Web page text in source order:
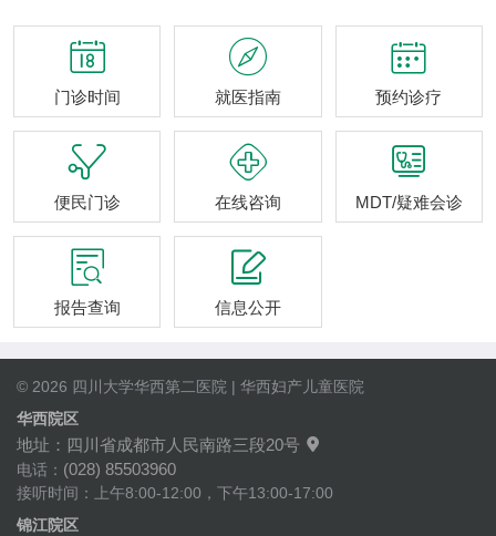

门诊时间

就医指南

预约诊疗

便民门诊

在线咨询

MDT/疑难会诊

报告查询

信息公开
© 2026 四川大学华西第二医院 | 华西妇产儿童医院
华西院区
地址：四川省成都市人民南路三段20号 
电话： (028) 85503960
接听时间：上午8:00-12:00，下午13:00-17:00
锦江院区